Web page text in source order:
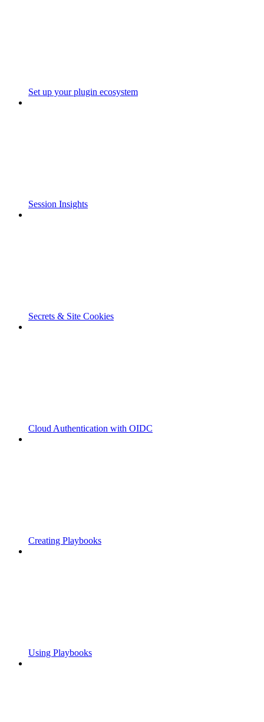
Set up your plugin ecosystem
Session Insights
Secrets & Site Cookies
Cloud Authentication with OIDC
Creating Playbooks
Using Playbooks